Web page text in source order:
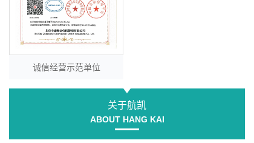
诚信经营示范单位
关于航凯
ABOUT HANG KAI